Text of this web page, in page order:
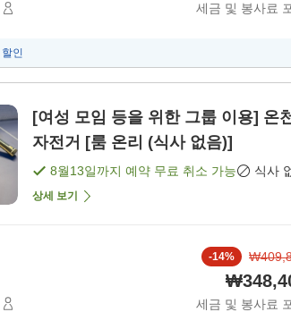
세금 및 봉사료
할인
[여성 모임 등을 위한 그룹 이용] 온
자전거 [룸 온리 (식사 없음)]
8월13일까지 예약 무료 취소 가능 식사
상세 보기
-14%
세금 및 봉사료